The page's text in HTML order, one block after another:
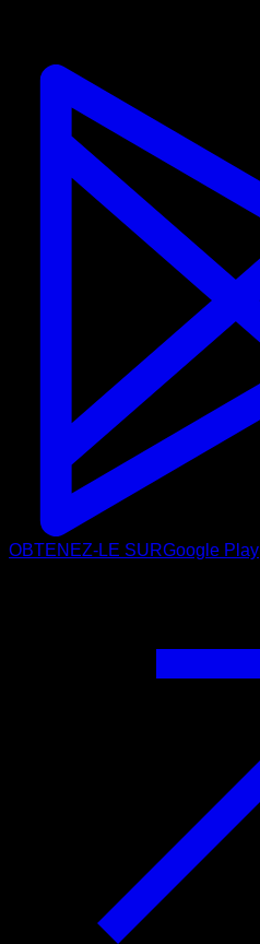
OBTENEZ-LE SURGoogle Play